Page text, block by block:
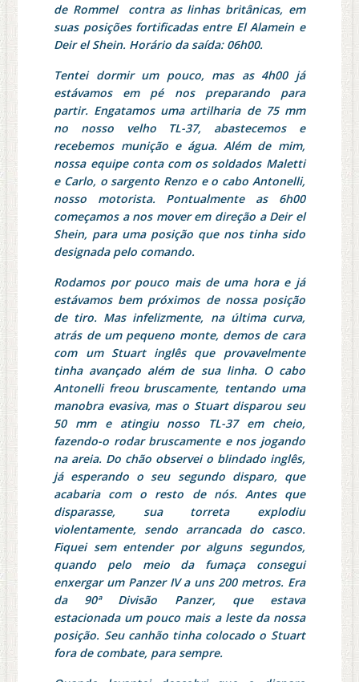
de Rommel contra as linhas britânicas, em
suas posições fortificadas entre El Alamein e
Deir el Shein. Horário da saída: 06h00.
Tentei dormir um pouco, mas as 4h00 já
estávamos em pé nos preparando para
partir. Engatamos uma artilharia de 75 mm
no nosso velho TL-37, abastecemos e
recebemos munição e água. Além de mim,
nossa equipe conta com os soldados Maletti
e Carlo, o sargento Renzo e o cabo Antonelli,
nosso motorista. Pontualmente as 6h00
começamos a nos mover em direção a Deir el
Shein, para uma posição que nos tinha sido
designada pelo comando.
Rodamos por pouco mais de uma hora e já
estávamos bem próximos de nossa posição
de tiro. Mas infelizmente, na última curva,
atrás de um pequeno monte, demos de cara
com um Stuart inglês que provavelmente
tinha avançado além de sua linha. O cabo
Antonelli freou bruscamente, tentando uma
manobra evasiva, mas o Stuart disparou seu
50 mm e atingiu nosso TL-37 em cheio,
fazendo-o rodar bruscamente e nos jogando
na areia. Do chão observei o blindado inglês,
já esperando o seu segundo disparo, que
acabaria com o resto de nós. Antes que
disparasse, sua torreta explodiu
violentamente, sendo arrancada do casco.
Fiquei sem entender por alguns segundos,
quando pelo meio da fumaça consegui
enxergar um Panzer IV a uns 200 metros. Era
da 90ª Divisão Panzer, que estava
estacionada um pouco mais a leste da nossa
posição. Seu canhão tinha colocado o Stuart
fora de combate, para sempre.